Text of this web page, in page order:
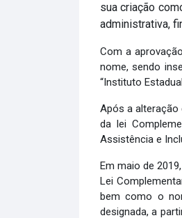
sua criação
administrativa,
Com a
nome, sendo
“Instituto
Após a alteração
da lei
Assistência e
Em maio de
Lei
bem como o
designada, a